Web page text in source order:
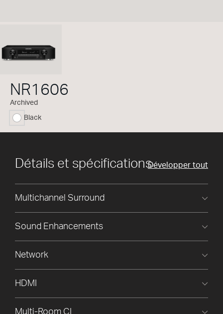
NR1606
Archived
sélectionné
Black
Détails et spécificationsDévelopper tout
Multichannel Surround
Sound Enhancements
Network
HDMI
Multi-Room CI